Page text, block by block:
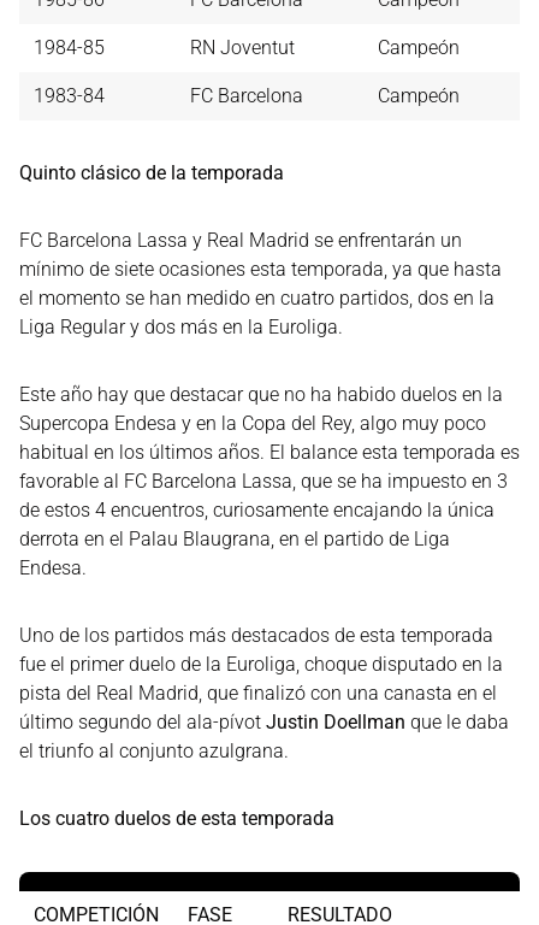
1984-85 RN Joventut Campeón
1983-84 FC Barcelona Campeón
Quinto clásico de la temporada
FC Barcelona Lassa y Real Madrid se enfrentarán un
mínimo de siete ocasiones esta temporada, ya que hasta
el momento se han medido en cuatro partidos, dos en la
Liga Regular y dos más en la Euroliga.
Este año hay que destacar que no ha habido duelos en la
Supercopa Endesa y en la Copa del Rey, algo muy poco
habitual en los últimos años. El balance esta temporada es
favorable al FC Barcelona Lassa, que se ha impuesto en 3
de estos 4 encuentros, curiosamente encajando la única
derrota en el Palau Blaugrana, en el partido de Liga
Endesa.
Uno de los partidos más destacados de esta temporada
fue el primer duelo de la Euroliga, choque disputado en la
pista del Real Madrid, que finalizó con una canasta en el
último segundo del ala-pívot Justin Doellman que le daba
el triunfo al conjunto azulgrana.
Los cuatro duelos de esta temporada
COMPETICIÓN FASE RESULTADO